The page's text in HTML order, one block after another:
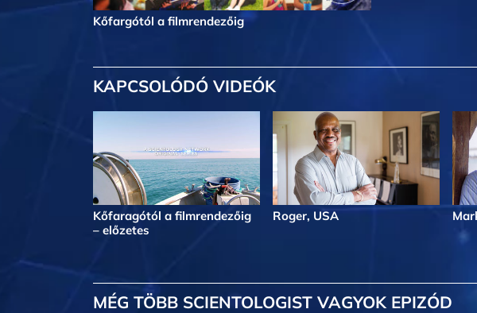
Kőfargótól a filmrendezőig
KAPCSOLÓDÓ VIDEÓK
Kőfaragótól a filmrendezőig
– előzetes
Roger, USA
MÉG TÖBB SCIENTOLOGIST VAGYOK EPIZÓD